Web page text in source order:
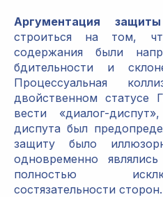
Аргументация защиты
строиться на том,
содержания были
бдительности и
Процессуальная
двойственном статусе
вести «диалог-
диспута был
защиту было
одновременно
полностью
состязательности сторон.